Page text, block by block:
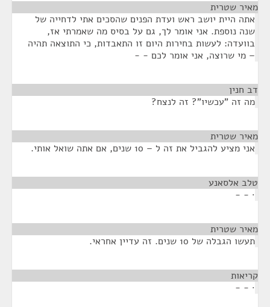
מאיר שטרית
אתה היית יושב ראש ועדת הפנים שהסכים אתי לדחייה של
שנה נוספת. אני אומר לך, גם על בסיס מה שאמרתי אז,
בוועדה: לעשות בחירות היום זו התאבדות, כי התוצאה תהיה
– מי שרוצה, אני אומר לכם - -
דב חנין
מה זה "עכשיו"? זה לנצח?
מאיר שטרית
אני מציע להגביל את זה ל – 10 שנים, אם אתה שואל אותי.
טלב אלסאנע
· - -
מאיר שטרית
תעשו הגבלה של 10 שנים. זה עדיין אחראי.
קריאות
· - -